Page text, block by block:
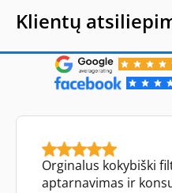
Klientų
Orginalus kokybiški
aptarnavimas ir